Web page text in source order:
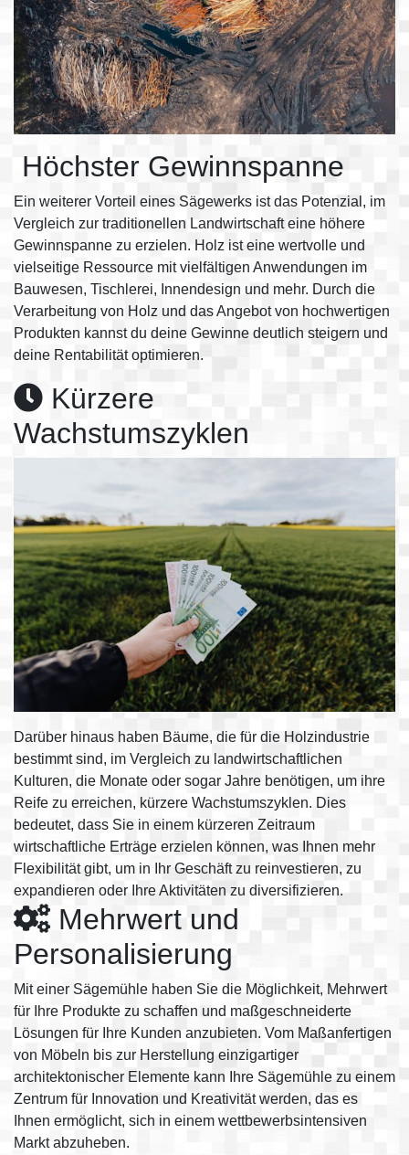
Höchster Gewinnspanne
Ein weiterer Vorteil eines Sägewerks ist das Potenzial, im
Vergleich zur traditionellen Landwirtschaft eine höhere
Gewinnspanne zu erzielen. Holz ist eine wertvolle und
vielseitige Ressource mit vielfältigen Anwendungen im
Bauwesen, Tischlerei, Innendesign und mehr. Durch die
Verarbeitung von Holz und das Angebot von hochwertigen
Produkten kannst du deine Gewinne deutlich steigern und
deine Rentabilität optimieren.
Kürzere
Wachstumszyklen
Darüber hinaus haben Bäume, die für die Holzindustrie
bestimmt sind, im Vergleich zu landwirtschaftlichen
Kulturen, die Monate oder sogar Jahre benötigen, um ihre
Reife zu erreichen, kürzere Wachstumszyklen. Dies
bedeutet, dass Sie in einem kürzeren Zeitraum
wirtschaftliche Erträge erzielen können, was Ihnen mehr
Flexibilität gibt, um in Ihr Geschäft zu reinvestieren, zu
expandieren oder Ihre Aktivitäten zu diversifizieren.
Mehrwert und
Personalisierung
Mit einer Sägemühle haben Sie die Möglichkeit, Mehrwert
für Ihre Produkte zu schaffen und maßgeschneiderte
Lösungen für Ihre Kunden anzubieten. Vom Maßanfertigen
von Möbeln bis zur Herstellung einzigartiger
architektonischer Elemente kann Ihre Sägemühle zu einem
Zentrum für Innovation und Kreativität werden, das es
Ihnen ermöglicht, sich in einem wettbewerbsintensiven
Markt abzuheben.